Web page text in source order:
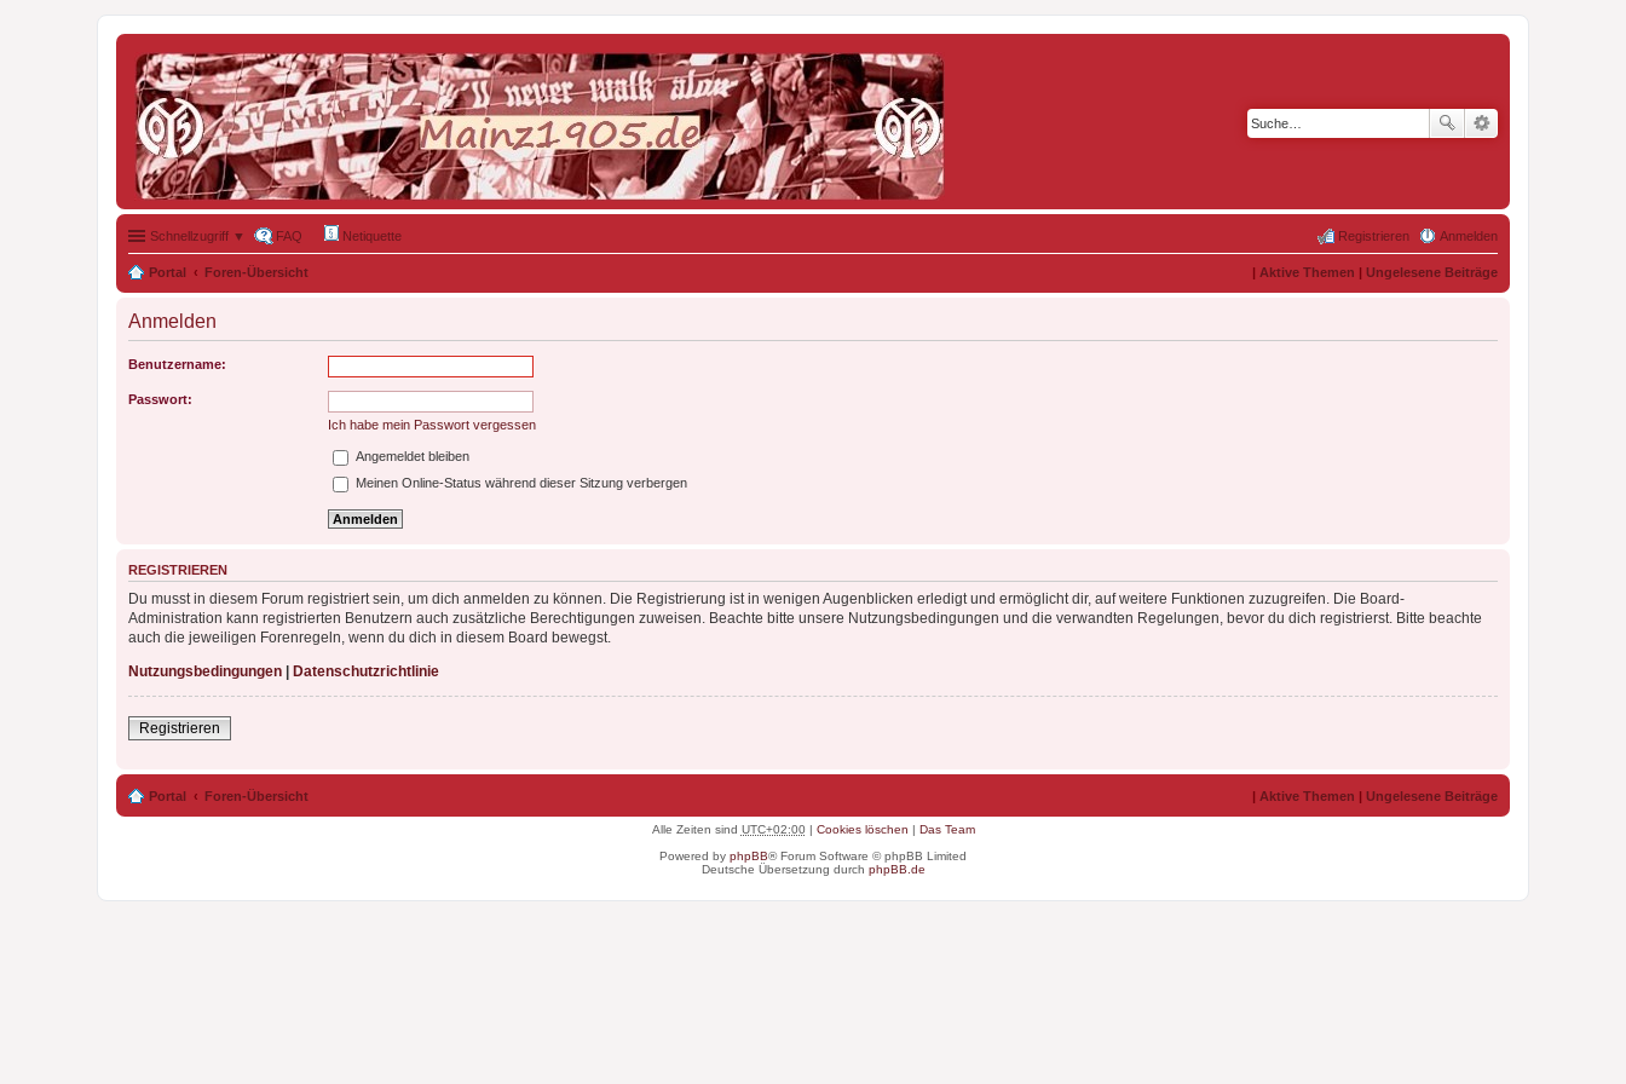
Schnellzugriff ▼ FAQ Netiquette Anmelden
Registrieren
Portal Foren-Übersicht | Aktive Themen | Ungelesene Beiträge
Anmelden
Benutzername:
Passwort:
Ich habe mein Passwort vergessen
Angemeldet bleiben
Meinen Online-Status während dieser Sitzung verbergen
REGISTRIEREN
Du musst in diesem Forum registriert sein, um dich anmelden zu können. Die Registrierung ist in wenigen Augenblicken erledigt und ermöglicht dir, auf weitere Funktionen zuzugreifen. Die Board-
Administration kann registrierten Benutzern auch zusätzliche Berechtigungen zuweisen. Beachte bitte unsere Nutzungsbedingungen und die verwandten Regelungen, bevor du dich registrierst. Bitte beachte
auch die jeweiligen Forenregeln, wenn du dich in diesem Board bewegst.
Nutzungsbedingungen | Datenschutzrichtlinie
Registrieren
Portal Foren-Übersicht | Aktive Themen | Ungelesene Beiträge
Alle Zeiten sind UTC+02:00| Cookies löschen | Das Team
Powered by phpBB® Forum Software © phpBB Limited
Deutsche Übersetzung durch phpBB.de